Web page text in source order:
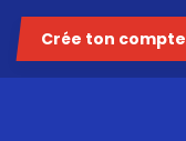
Crée ton compte